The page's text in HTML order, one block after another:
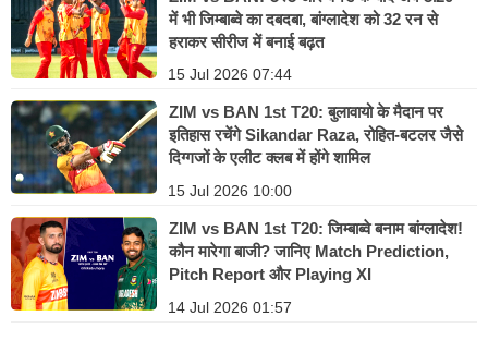
में भी जिम्बाब्वे का दबदबा, बांग्लादेश को 32 रन से
हराकर सीरीज में बनाई बढ़त
15 Jul 2026 07:44
ZIM vs BAN 1st T20: बुलावायो के मैदान पर
इतिहास रचेंगे Sikandar Raza, रोहित-बटलर जैसे
दिग्गजों के एलीट क्लब में होंगे शामिल
15 Jul 2026 10:00
ZIM vs BAN 1st T20: जिम्बाब्वे बनाम बांग्लादेश!
कौन मारेगा बाजी? जानिए Match Prediction,
Pitch Report और Playing XI
14 Jul 2026 01:57